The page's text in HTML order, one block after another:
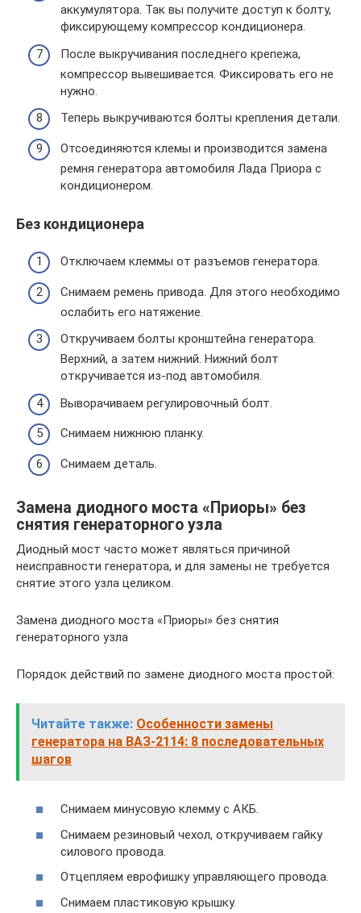
аккумулятора. Так вы получите доступ к болту,
фиксирующему компрессор кондиционера.
После выкручивания последнего крепежа,
компрессор вывешивается. Фиксировать его не
нужно.
Теперь выкручиваются болты крепления детали.
Отсоединяются клемы и производится замена
ремня генератора автомобиля Лада Приора с
кондиционером.
Без кондиционера
Отключаем клеммы от разъемов генератора.
Снимаем ремень привода. Для этого необходимо
ослабить его натяжение.
Откручиваем болты кронштейна генератора.
Верхний, а затем нижний. Нижний болт
откручивается из-под автомобиля.
Выворачиваем регулировочный болт.
Снимаем нижнюю планку.
Снимаем деталь.
Замена диодного моста «Приоры» без
снятия генераторного узла
Диодный мост часто может являться причиной
неисправности генератора, и для замены не требуется
снятие этого узла целиком.
Замена диодного моста «Приоры» без снятия
генераторного узла
Порядок действий по замене диодного моста простой:
Читайте также: Особенности замены
генератора на ВАЗ-2114: 8 последовательных
шагов
Снимаем минусовую клемму с АКБ.
Снимаем резиновый чехол, откручиваем гайку
силового провода.
Отцепляем еврофишку управляющего провода.
Снимаем пластиковую крышку.